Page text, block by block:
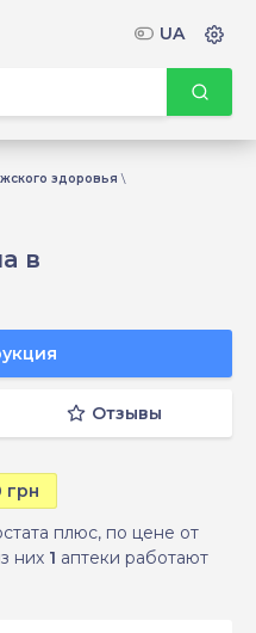
здоровья
в
Отзывы
грн
плюс, по цене от
них 1 аптеки работают
UA